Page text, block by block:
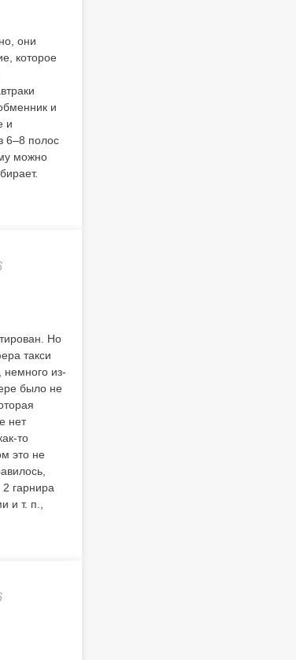
они
которое
и
и
6–8 полос
можно
Но
такси
из-
было не
нет
то
это не
гарнира
и т. п.,